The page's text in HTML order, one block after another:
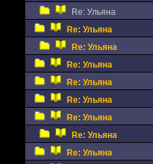
Re: Ульяна
Re: Ульяна
Re: Ульяна
Re: Ульяна
Re: Ульяна
Re: Ульяна
Re: Ульяна
Re: Ульяна
Re: Ульяна